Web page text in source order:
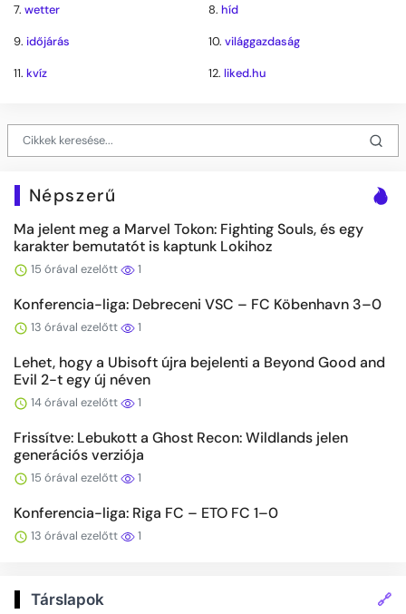
7. wetter 8. híd
9. időjárás 10. világgazdaság
11. kvíz 12. liked.hu
Népszerű
Ma jelent meg a Marvel Tokon: Fighting Souls, és egy
karakter bemutatót is kaptunk Lokihoz
15 órával ezelőtt 1
Konferencia-liga: Debreceni VSC – FC Köbenhavn 3–0
13 órával ezelőtt 1
Lehet, hogy a Ubisoft újra bejelenti a Beyond Good and
Evil 2-t egy új néven
14 órával ezelőtt 1
Frissítve: Lebukott a Ghost Recon: Wildlands jelen
generációs verziója
15 órával ezelőtt 1
Konferencia-liga: Riga FC – ETO FC 1–0
13 órával ezelőtt 1
Társlapok 🔗